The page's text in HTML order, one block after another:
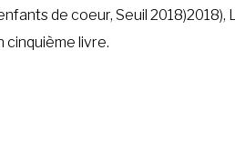
de coeur, Seuil
cinquième livre.